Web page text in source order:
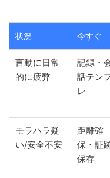
状況 今すぐ
言動に日常
的に疲弊
記録・
話テン
レ
モラハラ疑
い/安全不安
距離確
保・証
保存